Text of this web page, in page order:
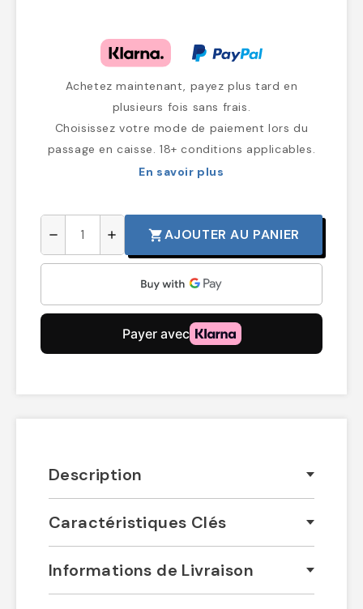
Achetez maintenant, payez plus tard en
plusieurs fois sans frais.
Choisissez votre mode de paiement lors du
passage en caisse. 18+ conditions applicables.
En savoir plus
remove add shopping_cartAJOUTER AU PANIER
Description
Caractéristiques Clés
Informations de Livraison